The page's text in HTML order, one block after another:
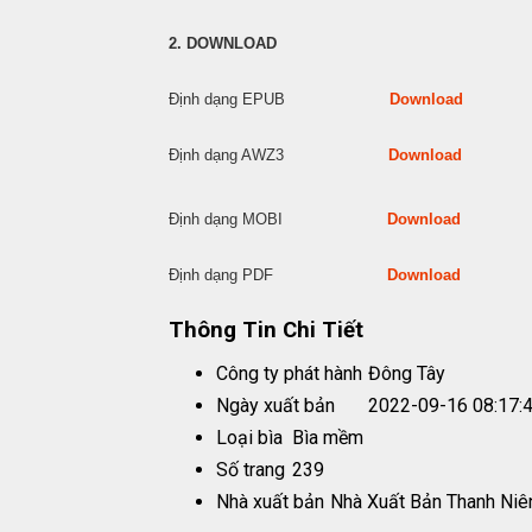
2. DOWNLOAD
Định dạng EPUB Download
Định dạng AWZ3 Download
Định dạng MOBI Download
Định dạng PDF Download
Thông Tin Chi Tiết
Công ty phát hành Đông Tây
Ngày xuất bản
2022-09-16
Loại bìa Bìa mềm
Số trang 239
Nhà xuất bản Nhà Xuất Bản Thanh